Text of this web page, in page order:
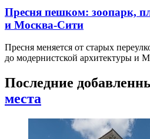
Пресня пешком: зоопарк,
и Москва-Сити
Пресня меняется от старых
до модернистской архитектуры и
Последние
места